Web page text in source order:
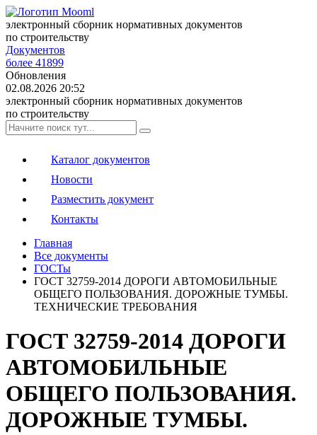
электронный сборник нормативных документов
по строительству
Документов
более 41899
Обновления
02.08.2026 20:52
электронный сборник нормативных документов
по строительству
Каталог документов
Новости
Разместить документ
Контакты
Главная
Все документы
ГОСТы
ГОСТ 32759-2014 ДОРОГИ АВТОМОБИЛЬНЫЕ
ОБЩЕГО ПОЛЬЗОВАНИЯ. ДОРОЖНЫЕ ТУМБЫ.
ТЕХНИЧЕСКИЕ ТРЕБОВАНИЯ
ГОСТ 32759-2014 ДОРОГИ
АВТОМОБИЛЬНЫЕ
ОБЩЕГО ПОЛЬЗОВАНИЯ.
ДОРОЖНЫЕ ТУМБЫ.